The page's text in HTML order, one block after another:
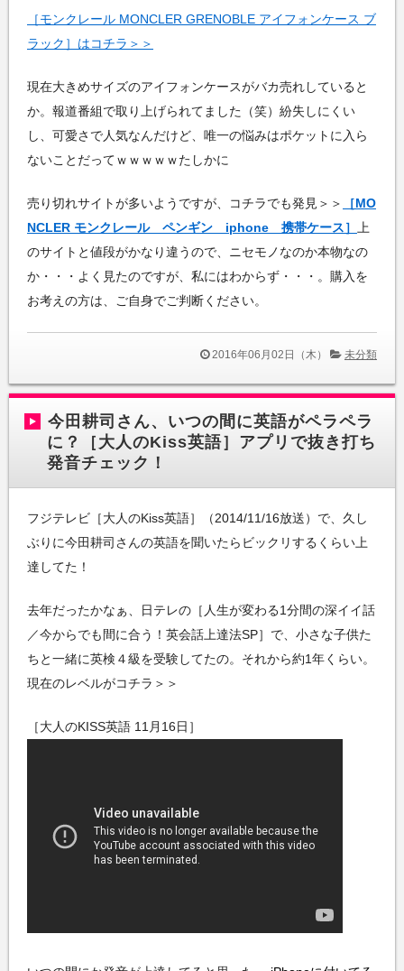
［モンクレール MONCLER GRENOBLE アイフォンケース ブ
ラック］はコチラ＞＞
現在大きめサイズのアイフォンケースがバカ売れしていると
か。報道番組で取り上げられてました（笑）紛失しにくい
し、可愛さで人気なんだけど、唯一の悩みはポケットに入ら
ないことだってｗｗｗｗｗたしかに
売り切れサイトが多いようですが、コチラでも発見＞＞
［MO
NCLER モンクレール ペンギン iphone 携帯ケース］
上
のサイトと値段がかなり違うので、ニセモノなのか本物なの
か・・・よく見たのですが、私にはわからず・・・。購入を
お考えの方は、ご自身でご判断ください。
2016年06月02日（木） 未分類
今田耕司さん、いつの間に英語がペラペラ
に？［大人のKiss英語］アプリで抜き打ち
発音チェック！
フジテレビ［大人のKiss英語］（2014/11/16放送）で、久し
ぶりに今田耕司さんの英語を聞いたらビックリするくらい上
達してた！
去年だったかなぁ、日テレの［人生が変わる1分間の深イイ話
／今からでも間に合う！英会話上達法SP］で、小さな子供た
ちと一緒に英検４級を受験してたの。それから約1年くらい。
現在のレベルがコチラ＞＞
［大人のKISS英語 11月16日］